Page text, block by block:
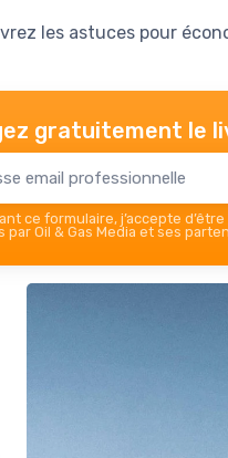
les astuces pour
gratuitement le
ce formulaire, j’accepte
par Oil & Gas Media et ses